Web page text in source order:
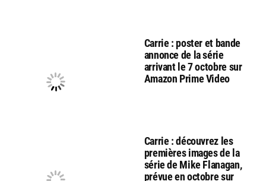
Carrie : poster et bande
annonce de la série
arrivant le 7 octobre sur
Amazon Prime Video
Carrie : découvrez les
premières images de la
série de Mike Flanagan,
prévue en octobre sur